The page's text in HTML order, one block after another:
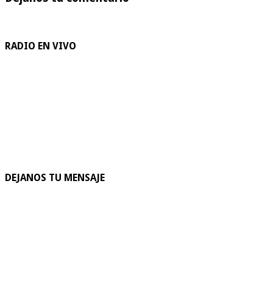
RADIO EN VIVO
DEJANOS TU MENSAJE